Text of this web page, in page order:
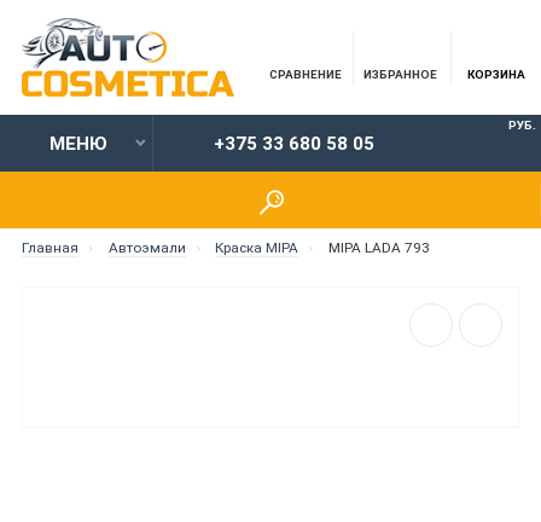
СРАВНЕНИЕ ИЗБРАННОЕ КОРЗИНА
МЕНЮ +375 33 680 58 05
РУБ.
Главная Автоэмали Краска MIPA MIPA LADA 793